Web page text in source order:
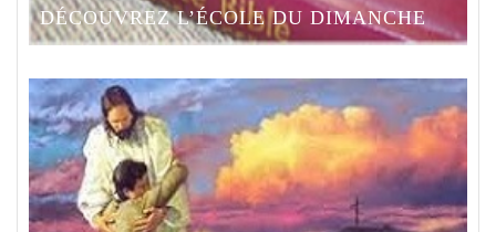
DÉCOUVREZ L’ÉCOLE DU DIMANCHE